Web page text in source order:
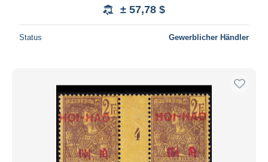
± 57,78 $
Status Gewerblicher Händler